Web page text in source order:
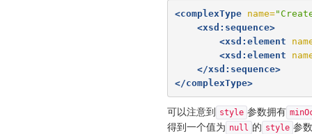
<complexType name=
<xsd:sequence>
<xsd:element
<xsd:element
</xsd:sequence>
</complexType>
可以注意到 style 参数拥有
得到一个值为 null 的 style 参